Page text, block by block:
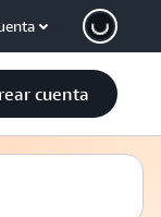
cuenta